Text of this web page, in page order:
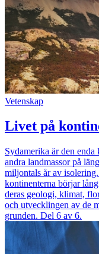
Vetenskap
Livet på
Sydamerika är den
andra landmassor på
miljontals år av
kontinenterna börjar
deras geologi, klimat,
och utvecklingen av de
grunden. Del 6 av 6.